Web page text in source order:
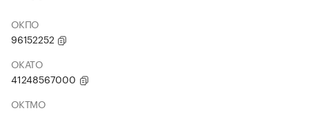
ОКПО
96152252
ОКАТО
41248567000
ОКТМО